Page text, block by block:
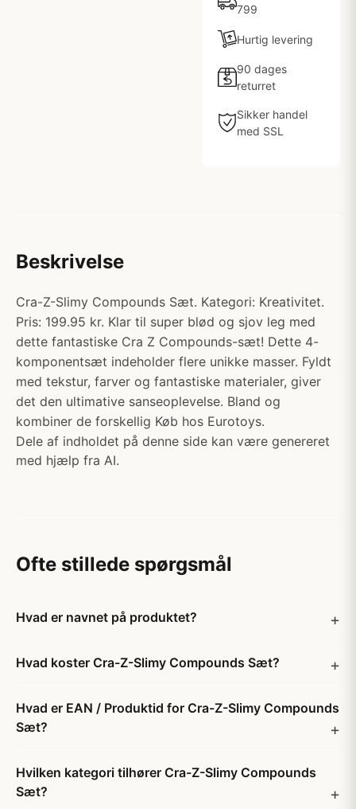
799
Hurtig levering
90 dages
returret
Sikker handel
med SSL
Beskrivelse
Cra-Z-Slimy Compounds Sæt. Kategori: Kreativitet.
Pris: 199.95 kr. Klar til super blød og sjov leg med
dette fantastiske Cra Z Compounds-sæt! Dette 4-
komponentsæt indeholder flere unikke masser. Fyldt
med tekstur, farver og fantastiske materialer, giver
det den ultimative sanseoplevelse. Bland og
kombiner de forskellig Køb hos Eurotoys.
Dele af indholdet på denne side kan være genereret
med hjælp fra AI.
Ofte stillede spørgsmål
Hvad er navnet på produktet?
Hvad koster Cra-Z-Slimy Compounds Sæt?
Hvad er EAN / Produktid for Cra-Z-Slimy Compounds
Sæt?
Hvilken kategori tilhører Cra-Z-Slimy Compounds
Sæt?